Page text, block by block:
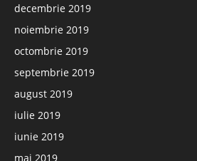
decembrie 2019
noiembrie 2019
octombrie 2019
septembrie 2019
august 2019
iulie 2019
iunie 2019
mai 2019